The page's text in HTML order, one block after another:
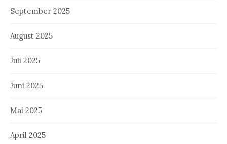
September 2025
August 2025
Juli 2025
Juni 2025
Mai 2025
April 2025